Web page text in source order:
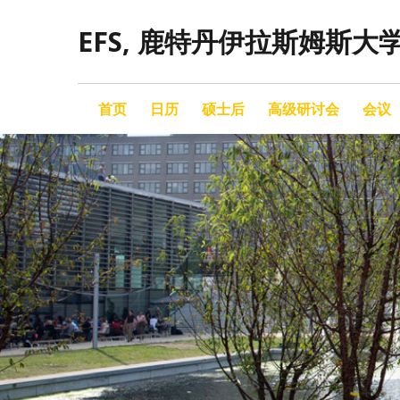
EFS, 鹿特丹伊拉斯姆斯大
首页 日历 硕士后 高级研讨会 会议